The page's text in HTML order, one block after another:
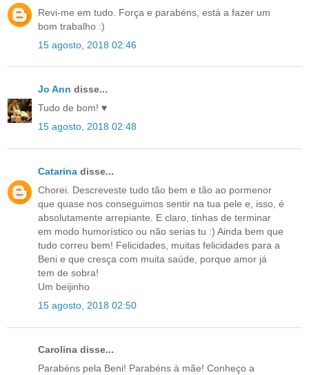
Revi-me em tudo. Força e parabéns, está a fazer um
bom trabalho :)
15 agosto, 2018 02:46
Jo Ann disse...
Tudo de bom! ♥
15 agosto, 2018 02:48
Catarina disse...
Chorei. Descreveste tudo tão bem e tão ao pormenor
que quase nos conseguimos sentir na tua pele e, isso, é
absolutamente arrepiante. E claro, tinhas de terminar
em modo humorístico ou não serias tu :) Ainda bem que
tudo correu bem! Felicidades, muitas felicidades para a
Beni e que cresça com muita saúde, porque amor já
tem de sobra!
Um beijinho
15 agosto, 2018 02:50
Carolina disse...
Parabéns pela Beni! Parabéns à mãe! Conheço a